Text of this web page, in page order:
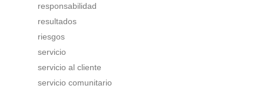
responsabilidad
resultados
riesgos
servicio
servicio al cliente
servicio comunitario